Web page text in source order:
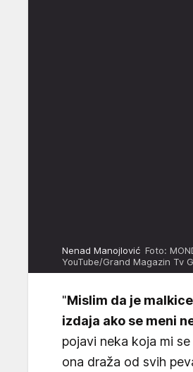
Nenad Manojlović Foto:
YouTube/Grand Magazin Tv
"Mislim da je
izdaja ako se meni
pojavi neka koja mi
ona draža od svih